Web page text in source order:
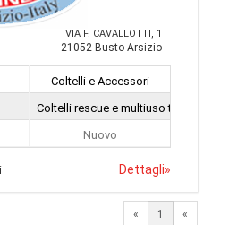
VIA F. CAVALLOTTI, 1
21052 Busto Arsizio
Coltelli e Accessori
Coltelli rescue e multiuso tattici
Nuovo
Dettagli»
« 1 «